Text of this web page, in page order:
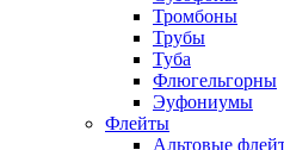
Тромбоны
Трубы
Туба
Флюгельгорны
Эуфониумы
Флейты
Альтовые